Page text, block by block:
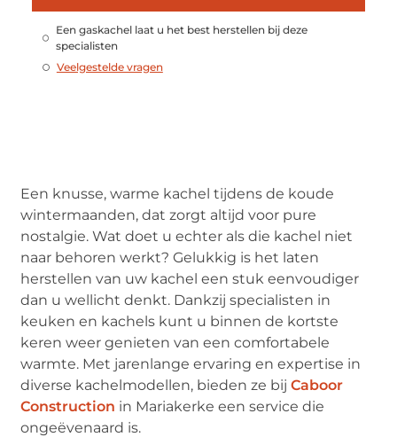
Een gaskachel laat u het best herstellen bij deze
specialisten
Veelgestelde vragen
Een knusse, warme kachel tijdens de koude
wintermaanden, dat zorgt altijd voor pure
nostalgie. Wat doet u echter als die kachel niet
naar behoren werkt? Gelukkig is het laten
herstellen van uw kachel een stuk eenvoudiger
dan u wellicht denkt. Dankzij specialisten in
keuken en kachels kunt u binnen de kortste
keren weer genieten van een comfortabele
warmte. Met jarenlange ervaring en expertise in
diverse kachelmodellen, bieden ze bijCaboor
Construction in Mariakerke een service die
ongeëvenaard is.